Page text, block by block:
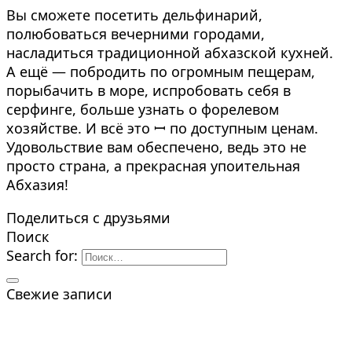
Вы сможете посетить дельфинарий,
полюбоваться вечерними городами,
насладиться традиционной абхазской кухней.
А ещё — побродить по огромным пещерам,
порыбачить в море, испробовать себя в
серфинге, больше узнать о форелевом
хозяйстве. И всё это ꟷ по доступным ценам.
Удовольствие вам обеспечено, ведь это не
просто страна, а прекрасная упоительная
Абхазия!
Поделиться с друзьями
Поиск
Search for:
Свежие записи